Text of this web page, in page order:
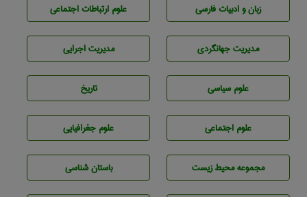
زبان و ادبيات فارسی علوم ارتباطات اجتماعی
مديريت جهانگردی مديريت اجرايی
علوم سياسی تاريخ
علوم اجتماعی علوم جغرافيايی
مجموعه محيط زيست باستان شناسی